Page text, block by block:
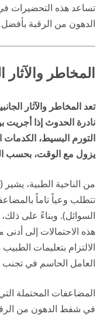
تساعد هذه التحضيرات
الدهون من الرقبة بأفضل
المخاطر والآثار
تعد المخاطر والآثار
نادرة الحدوث إذا
التورم البسيط، الكدمات
يزول مع الوقت، بحسب
من الناحية الطبية، يشير
تتطلب وعياً تاماً
السوائل). وبناءً على
هذه الاحتمالات إلى أدنى
الالتزام بتعليمات
العامل الحاسم في
المضاعفات المحتملة
في شفط الدهون من